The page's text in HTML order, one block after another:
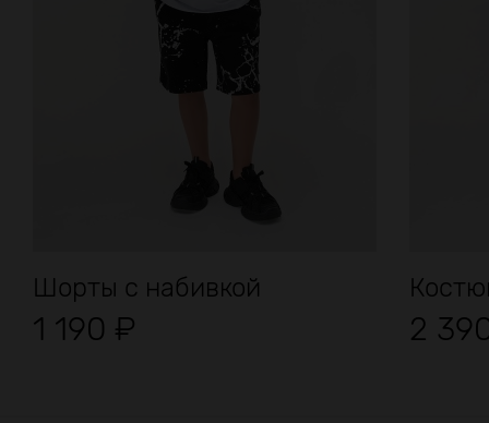
Шорты с набивкой
1 190 ₽ 2